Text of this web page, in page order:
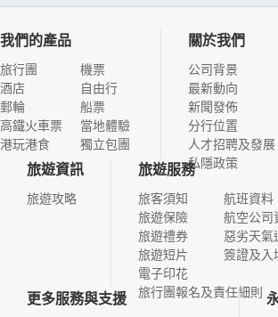
我們的產品
旅行團
酒店
郵輪
高鐵火車票
港玩港食
機票
自由行
船票
當地體驗
獨立包團
關於我們
公司背景
最新動向
新聞發佈
分行位置
人才招聘及發展
私隱政策
旅遊資訊
旅遊攻略
旅遊服務
旅客須知
旅遊保險
旅遊禮券
旅遊短片
電子印花
航班資料
航空公司
惡劣天氣
簽證及入
旅行團報名及責任細則
更多服務與支援